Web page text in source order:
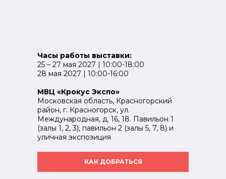
КАК ДОБРАТЬСЯ
Часы работы выставки:
25 – 27 мая 2027 | 10:00-18:00
28 мая 2027 | 10:00-16:00
МВЦ «Крокус Экспо»
Московская область, Красногорский
район, г. Красногорск, ул.
Международная, д. 16, 18. Павильон 1
(залы 1, 2, 3), павильон 2 (залы 5, 7, 8) и
уличная экспозиция